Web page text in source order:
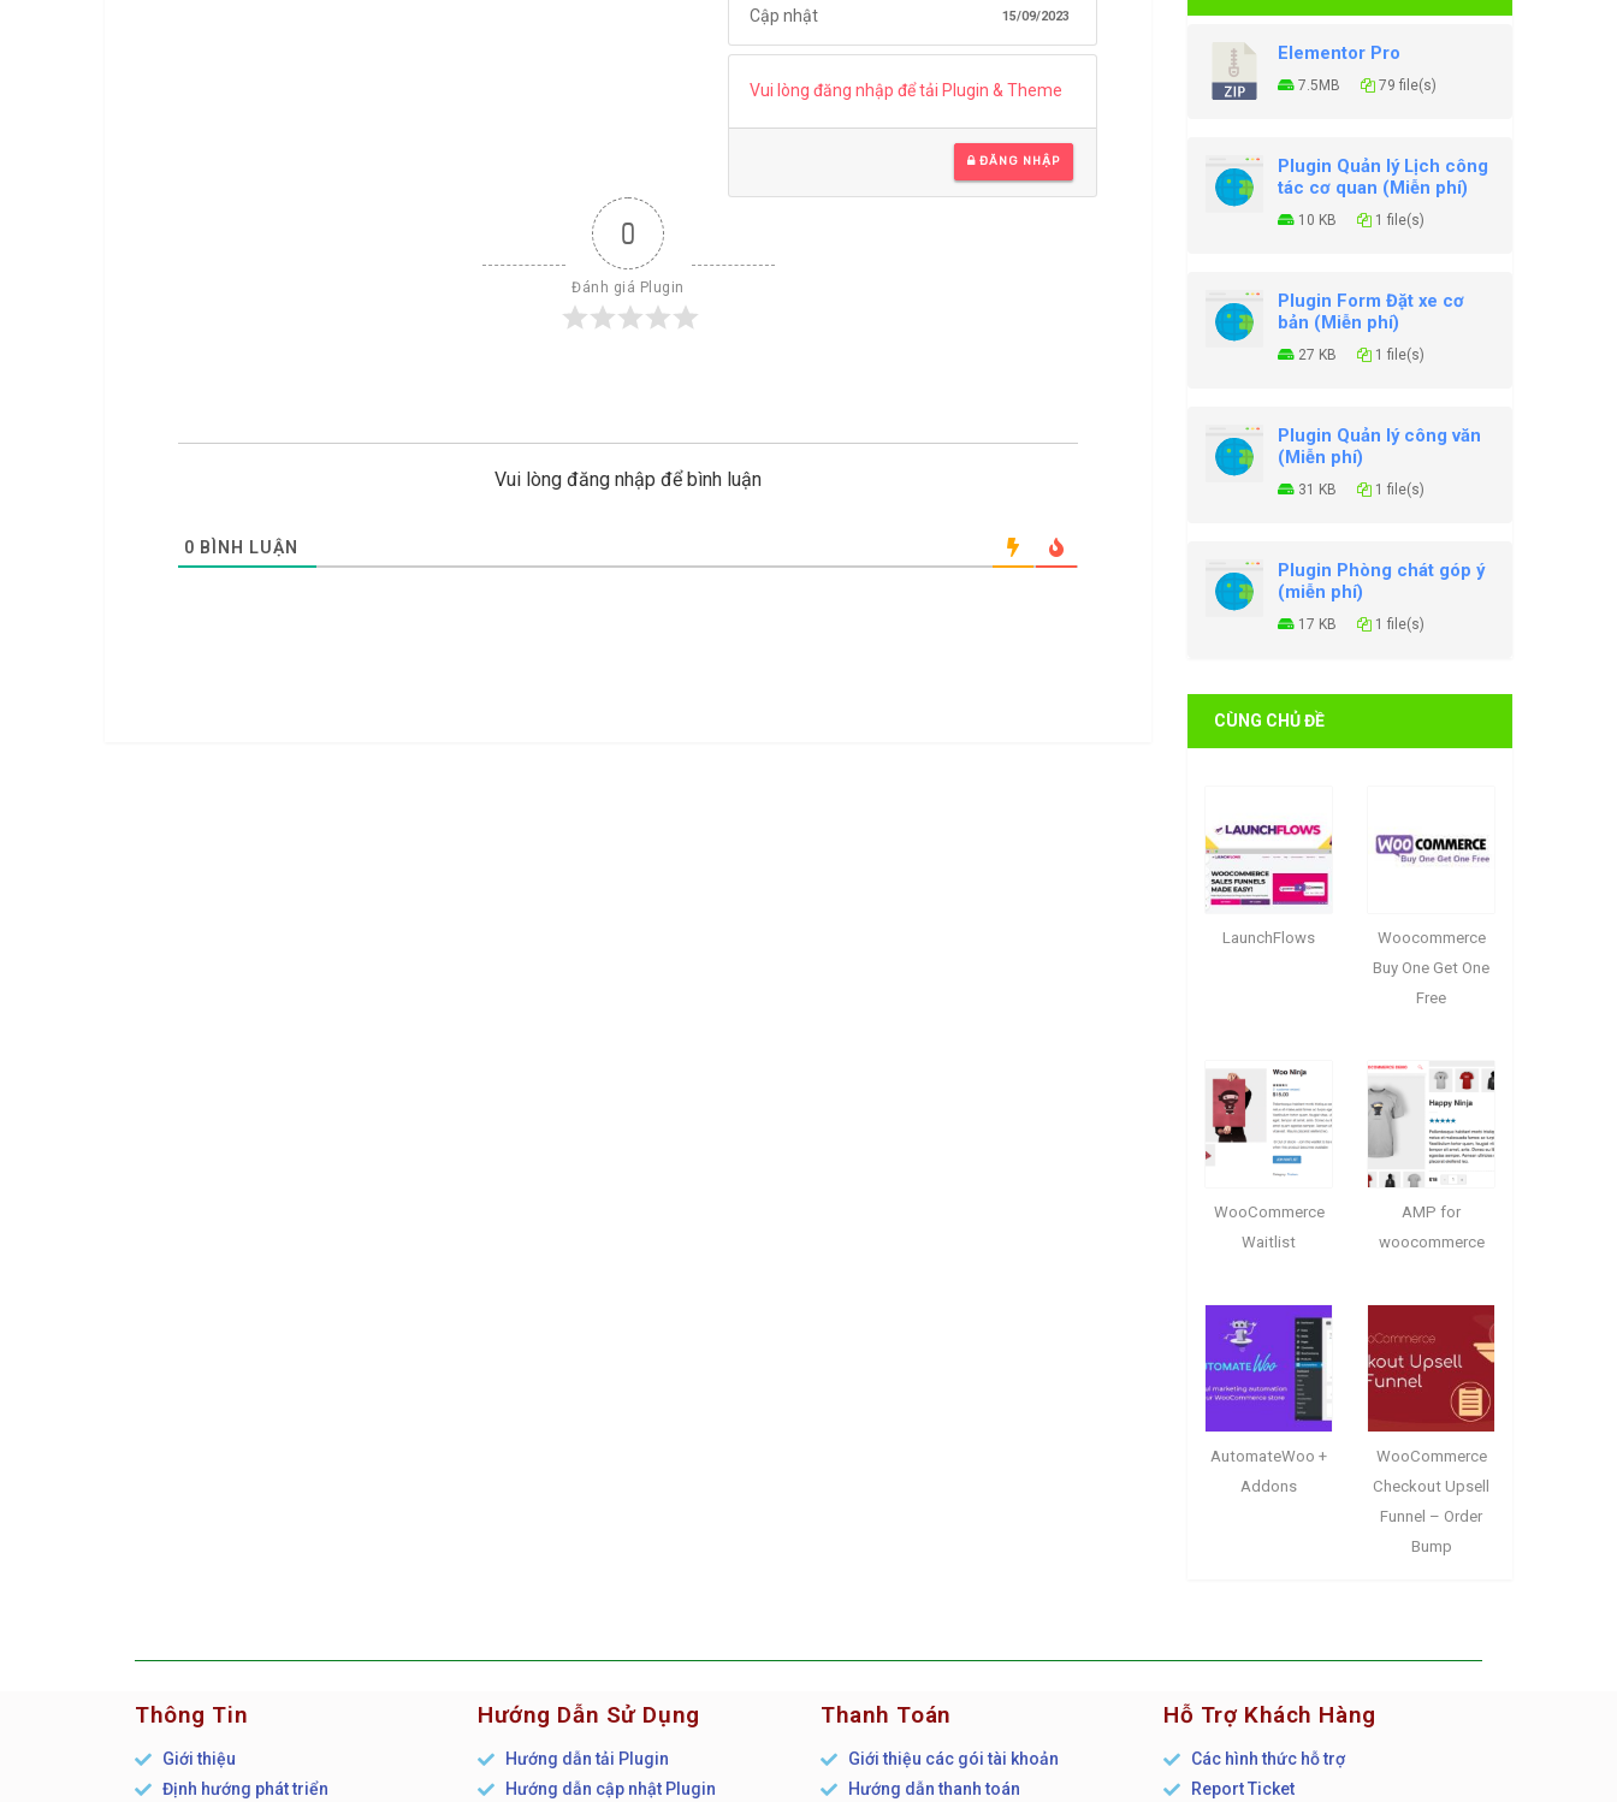
Cập nhật 15/09/2023
Vui lòng đăng nhập để tải Plugin & Theme
ĐĂNG NHẬP
0
Đánh giá Plugin
Vui lòng đăng nhập để bình luận
0 BÌNH LUẬN
Elementor Pro
7.5MB 79 file(s)
Plugin Quản lý Lịch công
tác cơ quan (Miễn phí)
10 KB 1 file(s)
Plugin Form Đặt xe cơ
bản (Miễn phí)
27 KB 1 file(s)
Plugin Quản lý công văn
(Miễn phí)
31 KB 1 file(s)
Plugin Phòng chát góp ý
(miễn phí)
17 KB 1 file(s)
CÙNG CHỦ ĐỀ
LaunchFlows
Woocommerce
Buy One Get One
Free
WooCommerce
Waitlist
AMP for
woocommerce
AutomateWoo +
Addons
WooCommerce
Checkout Upsell
Funnel – Order
Bump
Thông Tin
Giới thiệu
Định hướng phát triển
Hướng Dẫn Sử Dụng
Hướng dẫn tải Plugin
Hướng dẫn cập nhật Plugin
Thanh Toán
Giới thiệu các gói tài khoản
Hướng dẫn thanh toán
Hỗ Trợ Khách Hàng
Các hình thức hỗ trợ
Report Ticket